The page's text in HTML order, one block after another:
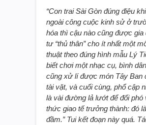
“Con trai Sài Gòn đúng điệu
ngoài công cuộc kinh sử ở
hóa thì cậu nào cũng được gia
tư “thủ thân” cho ít nhất một
thuật theo đúng hình mẫu Lý
biết chơi một nhạc cụ, bình
cũng xử lí được món Tây Ban
tài vặt, và cuối cùng, phổ cập
là vài đường lả lướt để đối phó
thức giao tế trưởng thành: đó
đầm.” Tui kết đoạn này quá.